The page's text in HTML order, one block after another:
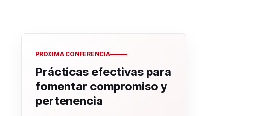
PROXIMA CONFERENCIA
Prácticas efectivas para
fomentar compromiso y
pertenencia